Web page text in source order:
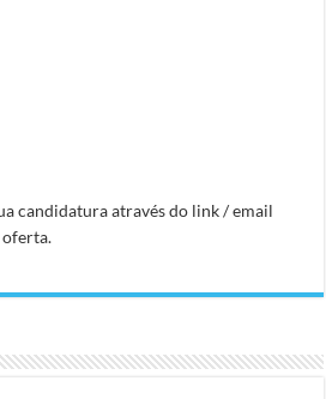
candidatura através do link / email
oferta.